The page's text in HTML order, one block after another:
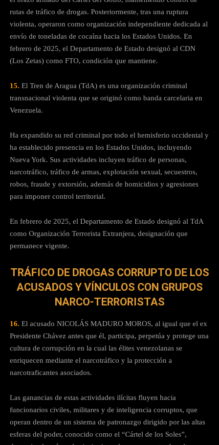
rutas de tráfico de drogas. Posteriormente, tras una ruptura
violenta, operaron como organización independiente dedicada al
envío de toneladas de cocaína hacia los Estados Unidos. En
febrero de 2025, el Departamento de Estado designó al CDN
(Los Zetas) como FTO, condición que mantiene.
15. El Tren de Aragua (TdA) es una organización criminal
transnacional violenta que se originó como banda carcelaria en
Venezuela.
Ha expandido su red criminal por todo el hemisferio occidental y
ha establecido presencia en los Estados Unidos, incluyendo
Nueva York. Sus actividades incluyen tráfico de personas,
narcotráfico, tráfico de armas, explotación sexual, secuestros,
robos, fraude y extorsión, además de homicidios y agresiones
para imponer control territorial.
En febrero de 2025, el Departamento de Estado designó al TdA
como Organización Terrorista Extranjera, designación que
permanece vigente.
TRÁFICO DE DROGAS CORRUPTO DE LOS
ACUSADOS Y VÍNCULOS CON GRUPOS
NARCO-TERRORISTAS
16. El acusado NICOLÁS MADURO MOROS, al igual que el ex
Presidente Chávez antes que él, participa, perpetúa y protege una
cultura de corrupción en la cual las élites venezolanas se
enriquecen mediante el narcotráfico y la protección a
narcotraficantes asociados.
Las ganancias de estas actividades ilícitas fluyen hacia
funcionarios civiles, militares y de inteligencia corruptos, que
operan dentro de un sistema de patronazgo dirigido por las altas
esferas del poder, conocido como el “Cártel de los Soles”,